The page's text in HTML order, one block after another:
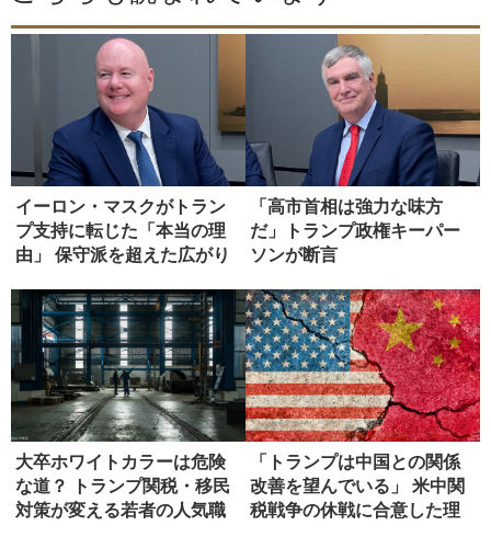
イーロン・マスクがトラン
プ支持に転じた「本当の理
由」 保守派を超えた広がり
「高市首相は強力な味方
だ」トランプ政権キーパー
ソンが断言
大卒ホワイトカラーは危険
な道？ トランプ関税・移民
対策が変える若者の人気職
「トランプは中国との関係
改善を望んでいる」 米中関
税戦争の休戦に合意した理